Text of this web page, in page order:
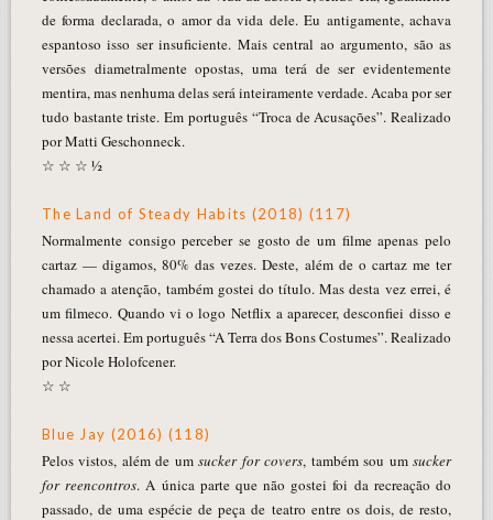
de forma declarada, o amor da vida dele. Eu antigamente, achava
espantoso isso ser insuficiente. Mais central ao argumento, são as
versões diametralmente opostas, uma terá de ser evidentemente
mentira, mas nenhuma delas será inteiramente verdade. Acaba por ser
tudo bastante triste. Em português “Troca de Acusações”. Realizado
por Matti Geschonneck.
☆ ☆ ☆ ½
The Land of Steady Habits (2018) (117)
Normalmente consigo perceber se gosto de um filme apenas pelo
cartaz — digamos, 80% das vezes. Deste, além de o cartaz me ter
chamado a atenção, também gostei do título. Mas desta vez errei, é
um filmeco. Quando vi o logo Netflix a aparecer, desconfiei disso e
nessa acertei. Em português “A Terra dos Bons Costumes”. Realizado
por Nicole Holofcener.
☆ ☆
Blue Jay (2016) (118)
Pelos vistos, além de umsucker for covers, também sou umsucker
for reencontros. A única parte que não gostei foi da recreação do
passado, de uma espécie de peça de teatro entre os dois, de resto,